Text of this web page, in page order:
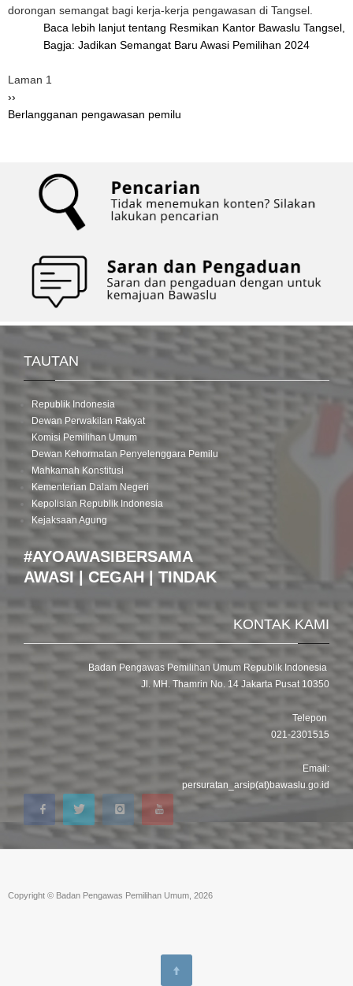
dorongan semangat bagi kerja-kerja pengawasan di Tangsel.
Baca lebih lanjut tentang Resmikan Kantor Bawaslu Tangsel,
Bagja: Jadikan Semangat Baru Awasi Pemilihan 2024
Pagination
Laman 1
Halaman
berikutnya
››
Berlangganan pengawasan pemilu
TAUTAN
Republik Indonesia
Dewan Perwakilan Rakyat
Komisi Pemilihan Umum
Dewan Kehormatan Penyelenggara Pemilu
Mahkamah Konstitusi
Kementerian Dalam Negeri
Kepolisian Republik Indonesia
Kejaksaan Agung
#AYOAWASIBERSAMA
AWASI | CEGAH | TINDAK
KONTAK KAMI
Badan Pengawas Pemilihan Umum Republik Indonesia
Jl. MH. Thamrin No. 14 Jakarta Pusat 10350
Telepon
021-2301515
Email:
persuratan_arsip(at)bawaslu.go.id
Copyright © Badan Pengawas Pemilihan Umum, 2026